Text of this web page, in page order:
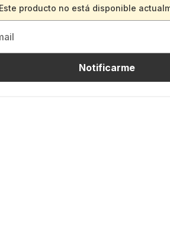
Este producto no está disponible
Notificarme